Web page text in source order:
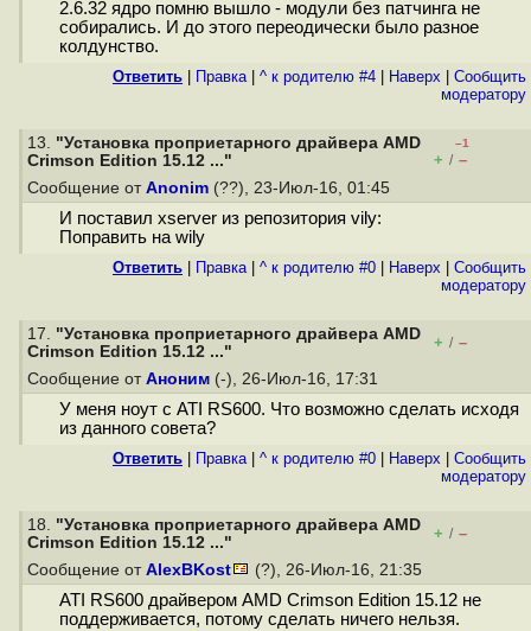
2.6.32 ядро помню вышло - модули без патчинга не
собирались. И до этого переодически было разное
колдунство.
Ответить Правка| ^ к родителю #4 Наверх
Cообщить
модератору
13. "Установка проприетарного драйвера AMD
Crimson Edition 15.12 ..."
–1
+ / –
Сообщение от Anonim (??), 23-Июл-16, 01:45
И поставил xserver из репозитория vily:
Поправить на wily
Ответить Правка| ^ к родителю #0 Наверх
Cообщить
модератору
17. "Установка проприетарного драйвера AMD
Crimson Edition 15.12 ..."
+ / –
Сообщение от Аноним (-), 26-Июл-16, 17:31
У меня ноут с ATI RS600. Что возможно сделать исходя
из данного совета?
Ответить Правка| ^ к родителю #0 Наверх
Cообщить
модератору
18. "Установка проприетарного драйвера AMD
Crimson Edition 15.12 ..."
+ / –
Сообщение от AlexBKost (?), 26-Июл-16, 21:35
ATI RS600 драйвером AMD Crimson Edition 15.12 не
поддерживается, потому сделать ничего нельзя.